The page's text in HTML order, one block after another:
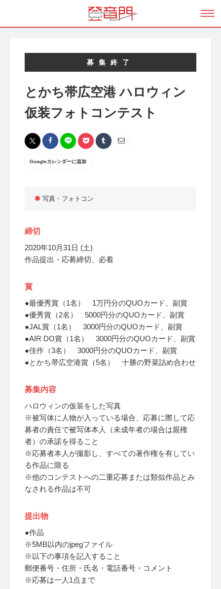
募集終了
とかち帯広空港 ハロウィン
仮装フォトコンテスト
Googleカレンダーに追加
写真・フォトコン
締切
2020年10月31日 (土)
作品提出・応募締切、必着
賞
●最優秀賞（1名） 1万円分のQUOカード、副賞
●優秀賞（2名） 5000円分のQUOカード、副賞
●JAL賞（1名） 3000円分のQUOカード、副賞
●AIR DO賞（1名） 3000円分のQUOカード、副賞
●佳作（3名） 3000円分のQUOカード、副賞
●とかち帯広空港賞（5名） 十勝の野菜詰め合わせ
募集内容
ハロウィンの仮装をした写真
※被写体に人物が入っている場合、応募に際して応
募者の責任で被写体本人（未成年者の場合は親権
者）の承諾を得ること
※応募者本人が撮影し、すべての著作権を有してい
る作品に限る
※他のコンテストへの二重応募または類似作品とみ
なされる作品は不可
提出物
●作品
※5MB以内のjpegファイル
※以下の事項を記入すること
郵便番号・住所・氏名・電話番号・コメント
※応募は一人1点まで